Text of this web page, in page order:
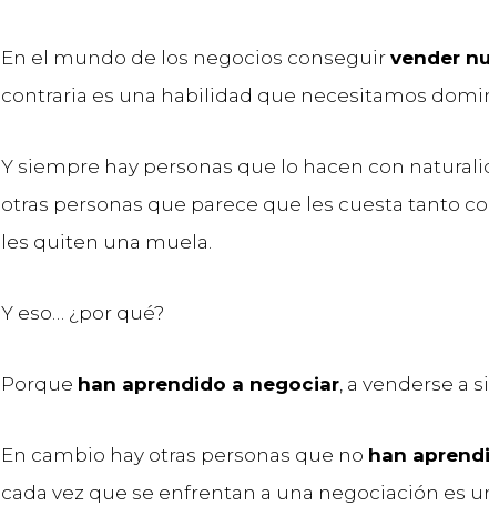
En el mundo de los negocios conseguir vender
contraria es una habilidad que necesitamos
Y siempre hay personas que lo hacen con
otras personas que parece que les cuesta tanto
les quiten una muela.
Y eso… ¿por qué?
Porque han aprendido a negociar, a venderse a
En cambio hay otras personas que no han
cada vez que se enfrentan a una negociación es